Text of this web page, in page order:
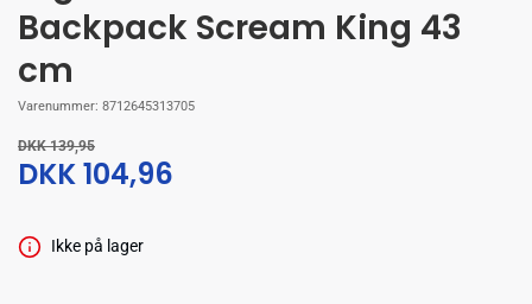
Backpack Scream King 43
cm
Varenummer: 8712645313705
DKK 139,95
DKK 104,96
Ikke på lager